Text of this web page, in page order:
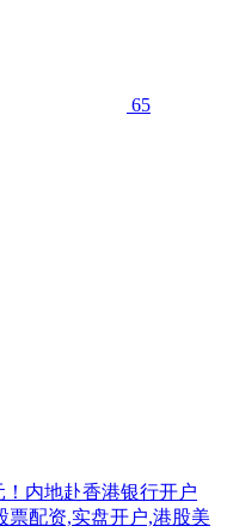
65